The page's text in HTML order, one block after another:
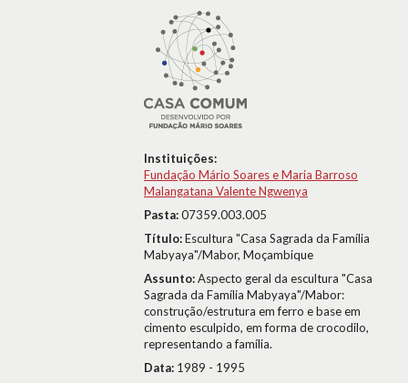
Instituições:
Fundação Mário Soares e Maria Barroso
Malangatana Valente Ngwenya
Pasta:07359.003.005
Título:Escultura "Casa Sagrada da Família
Mabyaya"/Mabor, Moçambique
Assunto:Aspecto geral da escultura "Casa
Sagrada da Família Mabyaya"/Mabor:
construção/estrutura em ferro e base em
cimento esculpido, em forma de crocodilo,
representando a família.
Data: 1989 - 1995